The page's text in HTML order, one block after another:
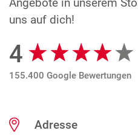
uns auf dich!
Google Bewertungen
4
155.400 Google Bewertungen
Adresse